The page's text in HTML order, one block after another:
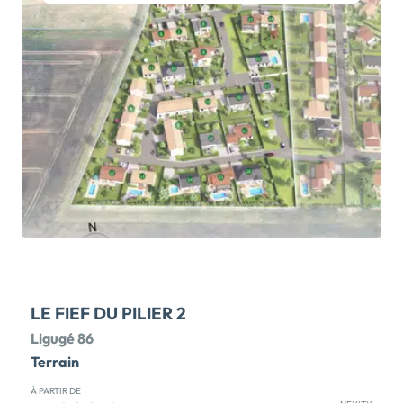
du studio au 3 pièces. Une équipe attentive et
disponible est présente 7/7 jours pour le confort et le
bien-être des résidents, qui peuvent profiter de
plusieurs espaces de convivialité : salon, salle de gym,
piscine intérieure, coiffeur et restaurant. De
nombreux services complémentaires sont proposés :
ménage, blanchisserie, restauration, activités
quotidiennes. Plusieurs commodités se trouvent
également à moins de 10 min à pied : commerces, La
Poste, restaurants, cabinets médicaux... Mais
également des équipements culturels et de loisirs : Le
[…] Voir le programme immobilier neuf >>
LE FIEF DU PILIER 2
Ligugé 86
Terrain
À PARTIR DE